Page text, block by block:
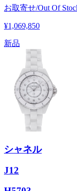
お取寄せ/Out Of
¥1,069,850
新品
シャネル
J12